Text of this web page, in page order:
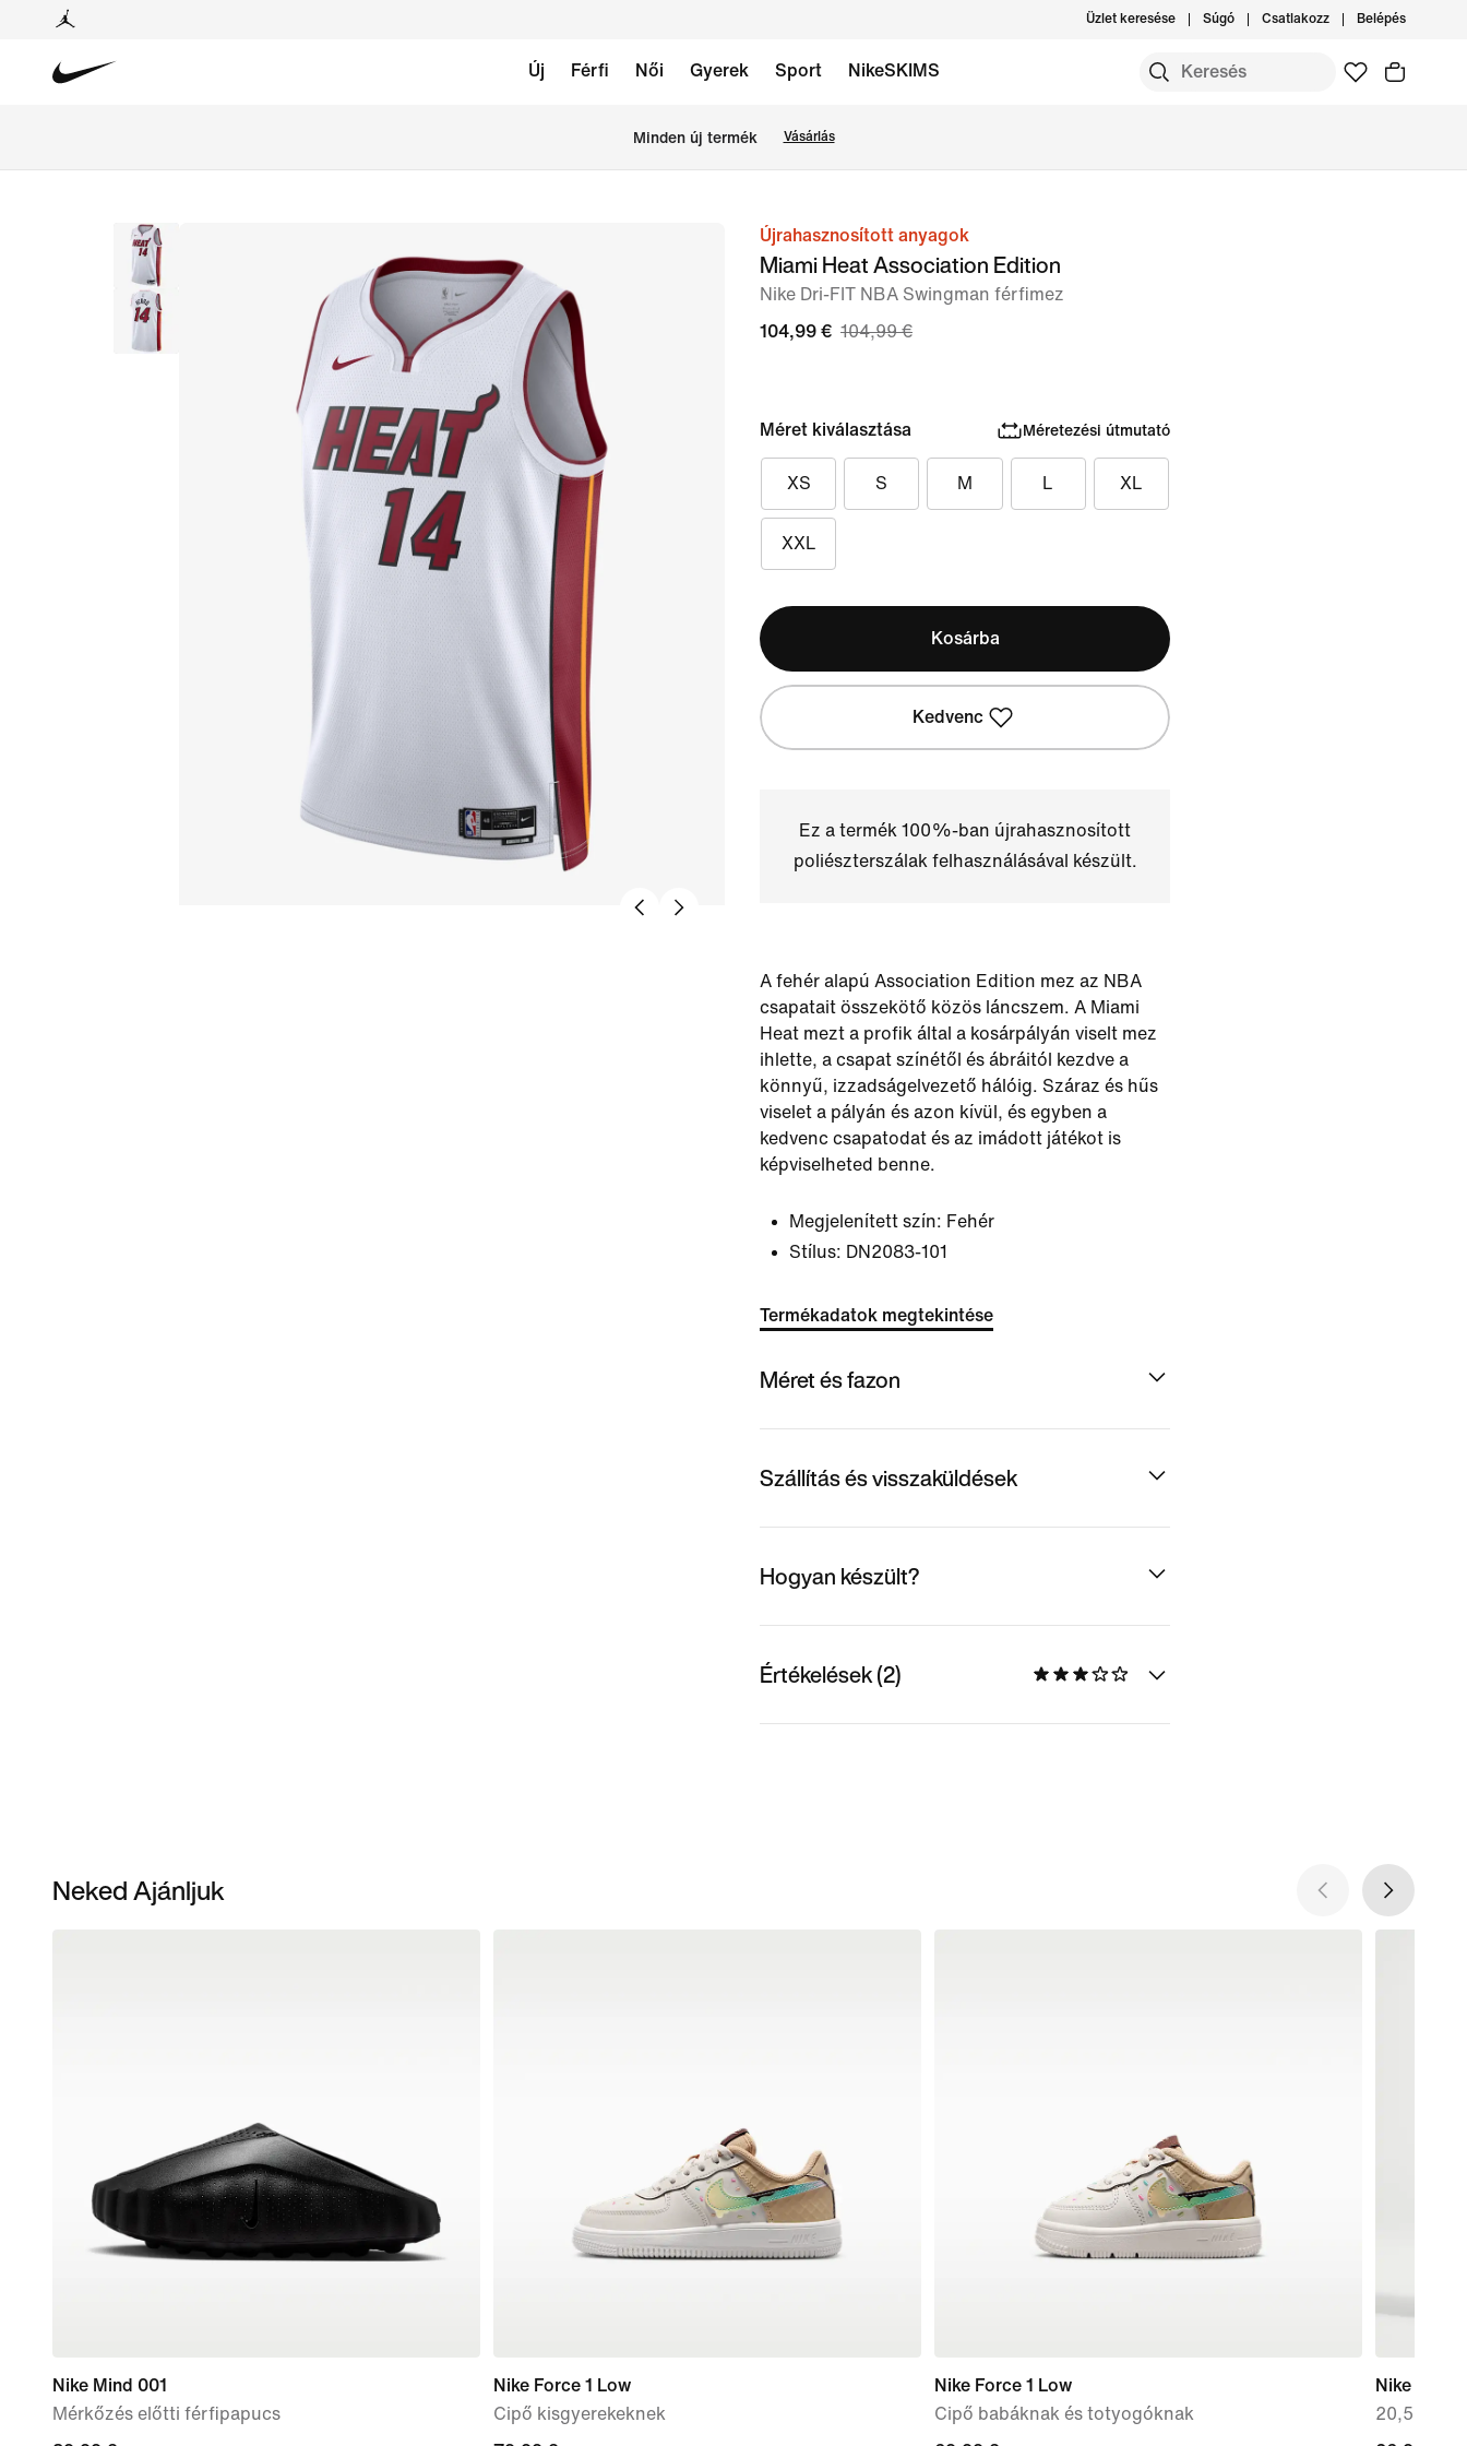
Üzlet keresése Súgó Csatlakozz Belépés
Új Férfi Női Gyerek Sport NikeSKIMS
Minden új termék Vásárlás
Újrahasznosított anyagok
Miami Heat Association Edition
Nike Dri-FIT NBA Swingman férfimez
104,99 € 104,99 €
Méret kiválasztása Méretezési útmutató
XS S M L XL
XXL
Kosárba
Kedvenc
Ez a termék 100%-ban újrahasznosított
poliészterszálak felhasználásával készült.
A fehér alapú Association Edition mez az NBA
csapatait összekötő közös láncszem. A Miami
Heat mezt a profik által a kosárpályán viselt mez
ihlette, a csapat színétől és ábráitól kezdve a
könnyű, izzadságelvezető hálóig. Száraz és hűs
viselet a pályán és azon kívül, és egyben a
kedvenc csapatodat és az imádott játékot is
képviselheted benne.
Megjelenített szín: Fehér
Stílus: DN2083-101
Termékadatok megtekintése
Méret és fazon
Szállítás és visszaküldések
Hogyan készült?
Értékelések (2)
Neked Ajánljuk
Nike Mind 001
Mérkőzés előtti férfipapucs
Nike Force 1 Low
Cipő kisgyerekeknek
Nike Force 1 Low
Cipő babáknak és totyogóknak
Nike Pro
20,5 cm-